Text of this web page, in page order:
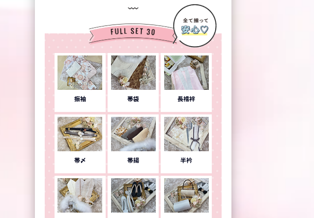
振袖 帯袋 長襦袢
帯〆 帯揚 半衿